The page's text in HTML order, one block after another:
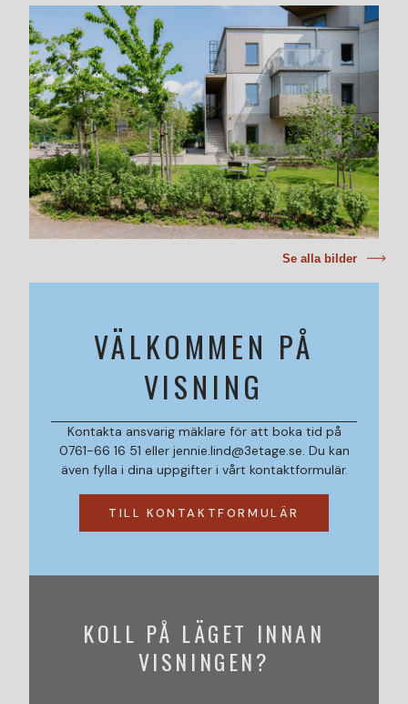
Se alla bilder
KOLL PÅ LÄGET INNAN
VISNINGEN?
VÄLKOMMEN PÅ
VISNING
Kontakta ansvarig mäklare för att boka tid på
0761-66 16 51 eller jennie.lind@3etage.se. Du kan
även fylla i dina uppgifter i vårt kontaktformulär.
TILL KONTAKTFORMULÄR